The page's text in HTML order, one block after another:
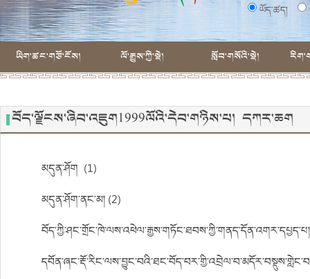
ཡོད་ཚད།
ཡིག་ཚང་གཙོ་ངོས། ལོ་རྒྱུས་ཀྱི་སྡེ། སློབ་གསོའི་སྡེ།
བོད་ལྗོངས་ཞིབ་འཇུག1999ལོའི་དེབ་གཉིས་པ། དཀར་ཆག
མདུན་ཤོག། (1)
མདུན་ཤོག་ནང་མ། (2)